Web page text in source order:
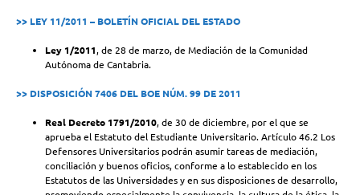
>> LEY 11/2011 – BOLETÍN OFICIAL DEL ESTADO
Ley 1/2011, de 28 de marzo, de Mediación de la Comunidad
Autónoma de Cantabria.
>> DISPOSICIÓN 7406 DEL BOE NÚM. 99 DE 2011
Real Decreto 1791/2010, de 30 de diciembre, por el que se
aprueba el Estatuto del Estudiante Universitario. Artículo 46.2 Los
Defensores Universitarios podrán asumir tareas de mediación,
conciliación y buenos oficios, conforme a lo establecido en los
Estatutos de las Universidades y en sus disposiciones de desarrollo,